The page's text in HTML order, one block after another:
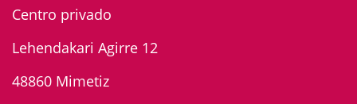
Centro privado
Lehendakari Agirre 12
48860 Mimetiz